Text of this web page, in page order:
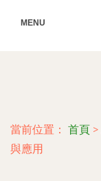
MENU
當前位置： 首頁 >
與應用